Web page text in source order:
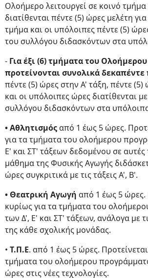
Ολοήμερο λειτουργεί σε κοινό τμήμα
διατίθενται πέντε (5) ώρες μελέτη
τμήμα και οι υπόλοιπες πέντε (5)
του συλλόγου διδασκόντων στα
- Για έξι (6) τμήματα του
προτείνονται συνολικά δεκαπέντε
πέντε (5) ώρες στην Α' τάξη, πέντε (5)
και οι υπόλοιπες ώρες διατίθενται
συλλόγου διδασκόντων στα
• Αθλητισμόςαπό 1 έως 5 ώρες.
για τα τμήματα του ολοήμερου
Ε' και ΣΤ' τάξεων δεδομένου σε αυτές
μάθημα της Φυσικής Αγωγής
ώρες συγκριτικά με τις τάξεις Α', Β'.
• Θεατρική Αγωγή από 1 έως 5 ώρες.
κυρίως για τα τμήματα του
των Δ', Ε' και ΣΤ' τάξεων, ανάλογα με
της κάθε σχολικής μονάδας.
• Τ.Π.Ε. από 1 έως 5 ώρες.
τμήματα του ολοήμερου
ώρες στις νέες τεχνολογίες.